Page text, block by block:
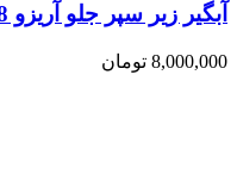
آبگیر زیر سپر جلو آریزو 8 _ ARRIZO 8
8,000,000 تومان